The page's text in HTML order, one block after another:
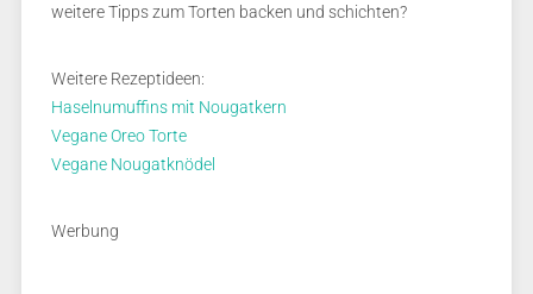
weitere Tipps zum Torten backen und schichten?
Weitere Rezeptideen:
Haselnumuffins mit Nougatkern
Vegane Oreo Torte
Vegane Nougatknödel
Werbung